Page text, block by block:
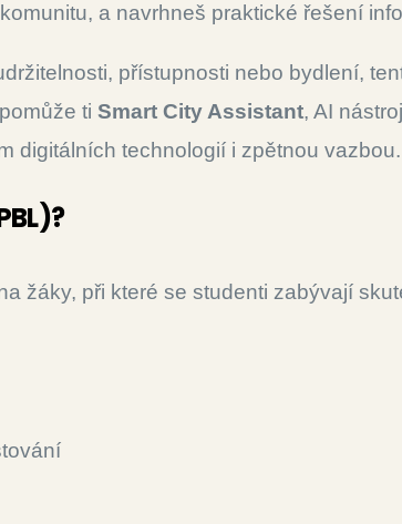
a navrhneš praktické řešení
přístupnosti nebo bydlení,
tiSmart City Assistant, AI
digitálních technologií i zpětnou vazbou.
žáky, při které se studenti zabývají